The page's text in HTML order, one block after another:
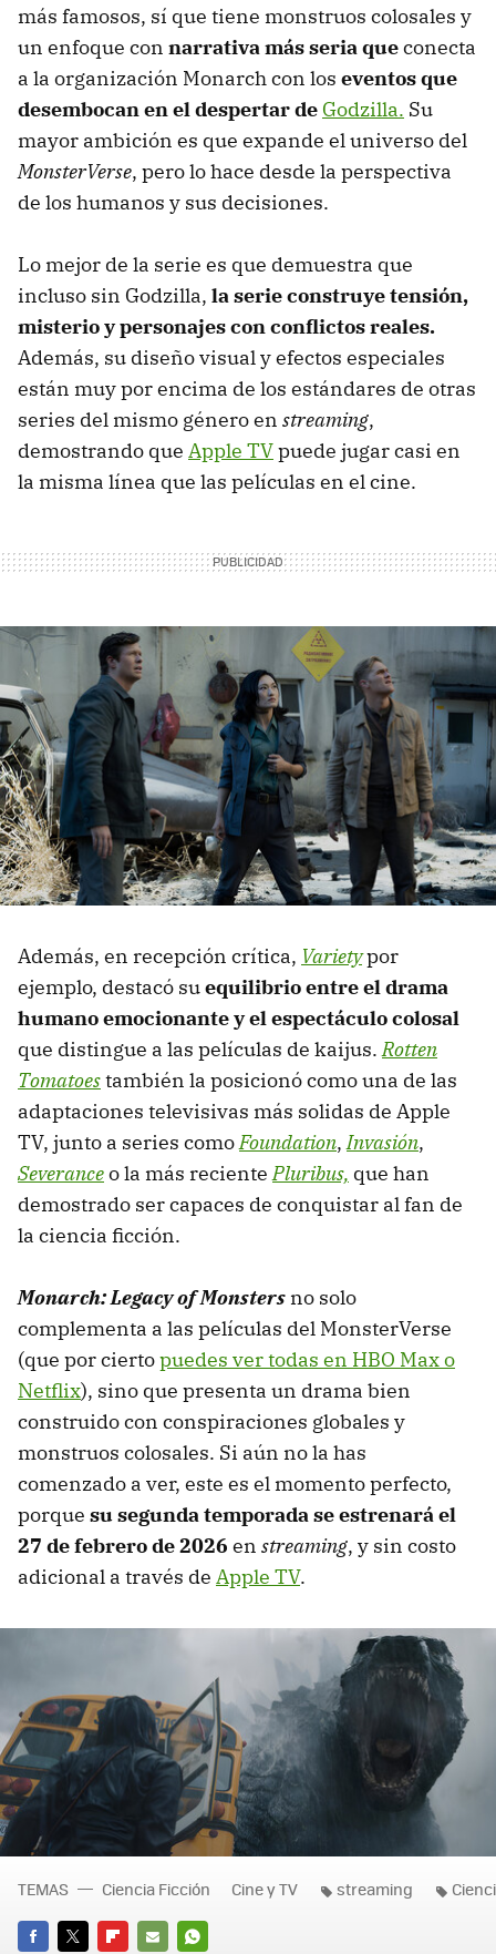
más famosos, sí que tiene monstruos colosales y
un enfoque con narrativa más seria queconecta
a la organización Monarch con los eventos que
desembocan en el despertar de Godzilla. Su
mayor ambición es que expande el universo del
MonsterVerse, pero lo hace desde la perspectiva
de los humanos y sus decisiones.
Lo mejor de la serie es que demuestra que
incluso sin Godzilla, la serie construye tensión,
misterio y personajes con conflictos reales.
Además, su diseño visual y efectos especiales
están muy por encima de los estándares de otras
series del mismo género en streaming,
demostrando que Apple TVpuede jugar casi en
la misma línea que las películas en el cine.
Además, en recepción crítica, Varietypor
ejemplo, destacó suequilibrio entre el drama
humano emocionante y el espectáculo colosal
que distingue a las películas de kaijus.Rotten
Tomatoestambién la posicionó como una de las
adaptaciones televisivas más solidas de Apple
TV, junto a series comoFoundation,Invasión,
Severanceo la más recientePluribus, que han
demostrado ser capaces de conquistar al fan de
la ciencia ficción.
Monarch: Legacy of Monsters no solo
complementa a las películas del MonsterVerse
(que por ciertopuedes ver todas en HBO Max o
Netflix), sino que presenta un drama bien
construido con conspiraciones globales y
monstruos colosales. Si aún no la has
comenzado a ver, este es el momento perfecto,
porque su segunda temporada se estrenará el
27 de febrero de 2026 en streaming, y sin costo
adicional a través de Apple TV.
TEMAS Ciencia Ficción Cine y TV streaming